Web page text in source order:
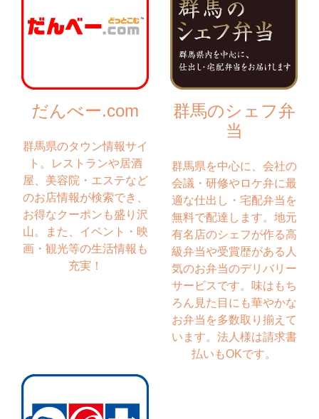
だんべー.com
群馬県のタウン情報サイ
ト。レストランや居酒
屋、美容院・エステなど
のお店情報が検索でき、
お得なクーポンも盛り沢
山。また、イベント・映
画・観光等の生活情報も
充実！
群馬のシェフ弁
当
群馬県を中心に、会社の
会議・研修やロケ弁に最
適な仕出し・宅配弁当を
無料で配達します。地元
有名店のシェフが作る高
級弁当や受賞歴がある人
気のお弁当のデリバリー
サービスです。味はもち
ろん見た目にも華やかな
お弁当を多数取り揃えて
います。法人様は請求書
払いもOKです。